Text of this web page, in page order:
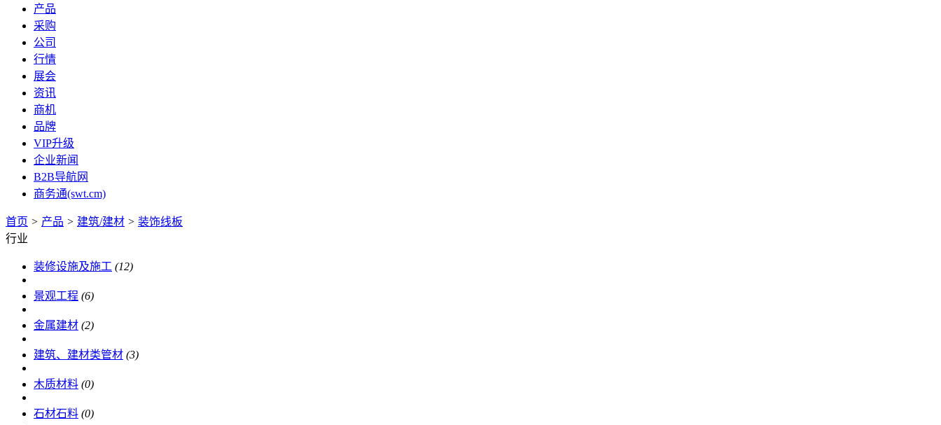
产品
采购
公司
行情
展会
资讯
商机
品牌
VIP升级
企业新闻
B2B导航网
商务通(swt.cm)
首页 > 产品 > 建筑/建材 > 装饰线板
行业
装修设施及施工 (12)
景观工程 (6)
金属建材 (2)
建筑、建材类管材 (3)
木质材料 (0)
石材石料 (0)